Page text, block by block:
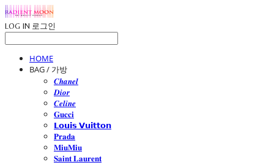
LOG IN 로그인
HOME
BAG / 가방
𝑪𝒉𝒂𝒏𝒆𝒍
𝑫𝒊𝒐𝒓
𝑪𝒆𝒍𝒊𝒏𝒆
𝐆𝐮𝐜𝐜𝐢
𝗟𝗼𝘂𝗶𝘀 𝗩𝘂𝗶𝘁𝘁𝗼𝗻
𝐏𝐫𝐚𝐝𝐚
𝐌𝐢𝐮𝐌𝐢𝐮
𝐒𝐚𝐢𝐧𝐭 𝐋𝐚𝐮𝐫𝐞𝐧𝐭